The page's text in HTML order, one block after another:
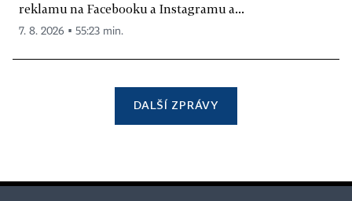
reklamu na Facebooku a Instagramu a...
7. 8. 2026 ▪ 55:23 min.
DALŠÍ ZPRÁVY